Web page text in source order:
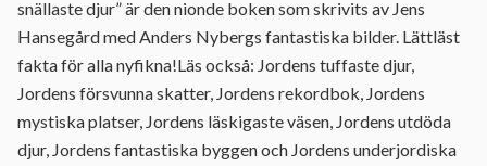
snällaste djur” är den nionde boken som skrivits av Jens
Hansegård med Anders Nybergs fantastiska bilder. Lättläst
fakta för alla nyfikna!Läs också: Jordens tuffaste djur,
Jordens försvunna skatter, Jordens rekordbok, Jordens
mystiska platser, Jordens läskigaste väsen, Jordens utdöda
djur, Jordens fantastiska byggen och Jordens underjordiska